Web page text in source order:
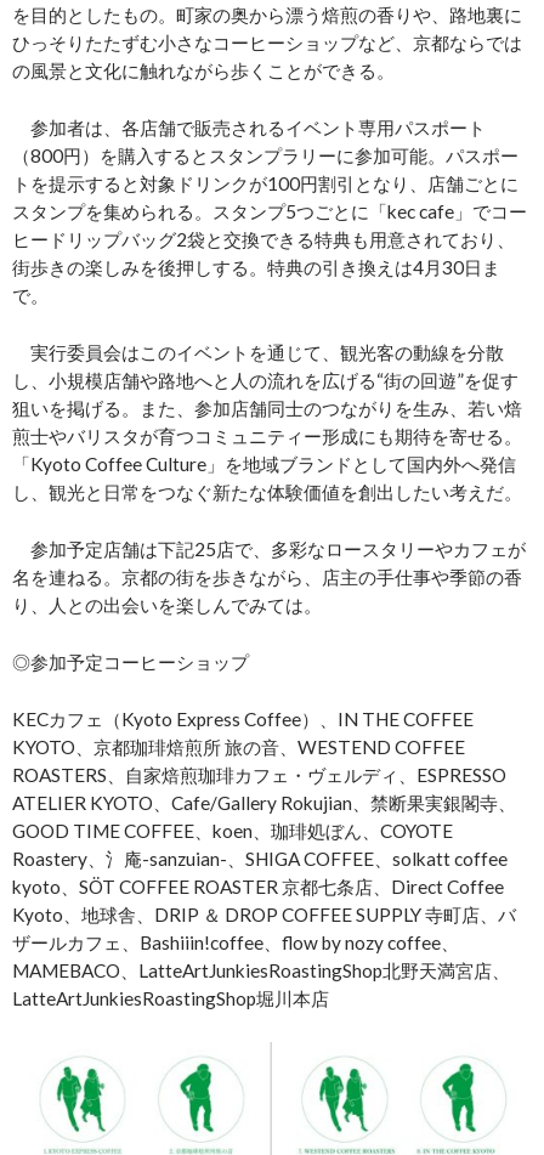
を目的としたもの。町家の奥から漂う焙煎の香りや、路地裏に
ひっそりたたずむ小さなコーヒーショップなど、京都ならでは
の風景と文化に触れながら歩くことができる。
参加者は、各店舗で販売されるイベント専用パスポート
（800円）を購入するとスタンプラリーに参加可能。パスポー
トを提示すると対象ドリンクが100円割引となり、店舗ごとに
スタンプを集められる。スタンプ5つごとに「kec cafe」でコー
ヒードリップバッグ2袋と交換できる特典も用意されており、
街歩きの楽しみを後押しする。特典の引き換えは4月30日ま
で。
実行委員会はこのイベントを通じて、観光客の動線を分散
し、小規模店舗や路地へと人の流れを広げる“街の回遊”を促す
狙いを掲げる。また、参加店舗同士のつながりを生み、若い焙
煎士やバリスタが育つコミュニティー形成にも期待を寄せる。
「Kyoto Coffee Culture」を地域ブランドとして国内外へ発信
し、観光と日常をつなぐ新たな体験価値を創出したい考えだ。
参加予定店舗は下記25店で、多彩なロースタリーやカフェが
名を連ねる。京都の街を歩きながら、店主の手仕事や季節の香
り、人との出会いを楽しんでみては。
◎参加予定コーヒーショップ
KECカフェ（Kyoto Express Coffee）、IN THE COFFEE
KYOTO、京都珈琲焙煎所 旅の音、WESTEND COFFEE
ROASTERS、自家焙煎珈琲カフェ・ヴェルディ、ESPRESSO
ATELIER KYOTO、Cafe/Gallery Rokujian、禁断果実銀閣寺、
GOOD TIME COFFEE、koen、珈琲処ぼん、COYOTE
Roastery、氵庵-sanzuian-、SHIGA COFFEE、solkatt coffee
kyoto、SÖT COFFEE ROASTER 京都七条店、Direct Coffee
Kyoto、地球舎、DRIP ＆ DROP COFFEE SUPPLY 寺町店、バ
ザールカフェ、Bashiiin!coffee、flow by nozy coffee、
MAMEBACO、LatteArtJunkiesRoastingShop北野天満宮店、
LatteArtJunkiesRoastingShop堀川本店